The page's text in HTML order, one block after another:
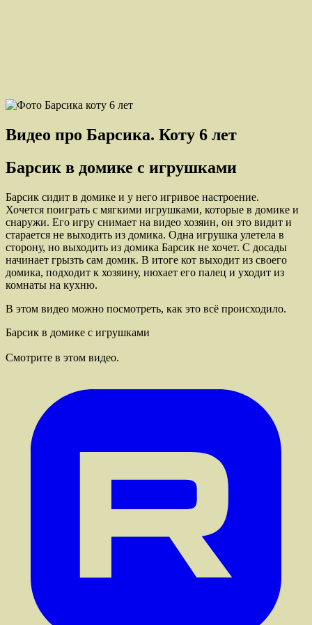
Видео про Барсика. Коту 6 лет
Барсик в домике с игрушками
Барсик сидит в домике и у него игривое настроение.
Хочется поиграть с мягкими игрушками, которые в домике и
снаружи. Его игру снимает на видео хозяин, он это видит и
старается не выходить из домика. Одна игрушка улетела в
сторону, но выходить из домика Барсик не хочет. С досады
начинает грызть сам домик. В итоге кот выходит из своего
домика, подходит к хозяину, нюхает его палец и уходит из
комнаты на кухню.
В этом видео можно посмотреть, как это всё происходило.
Барсик в домике с игрушками
Cмотрите в этом видео.